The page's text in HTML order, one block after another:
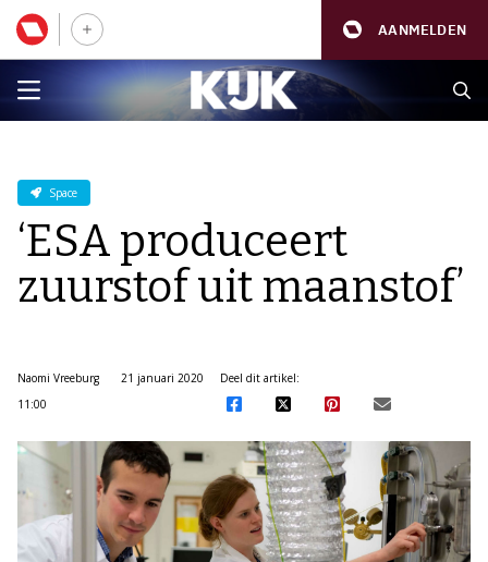
AANMELDEN
Space
‘ESA produceert
zuurstof uit maanstof’
Naomi Vreeburg
21 januari 2020
11:00
Deel dit artikel: